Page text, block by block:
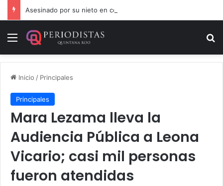
Menú
Inicio / Principales
Principales
Mara Lezama lleva la
Audiencia Pública a Leona
Vicario; casi mil personas
fueron atendidas